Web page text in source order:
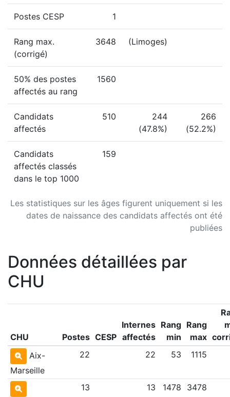
Les statistiques sur les âges figurent uniquement si les
dates de naissance des candidats affectés ont été
publiées
Postes CESP 1
Rang max.
(corrigé)
3648 (Limoges)
50% des postes
affectés au rang
1560
Candidats
affectés
510
244
(47.8%)
266
(52.2%)
Candidats
affectés classés
dans le top 1000
159
Données détaillées par
CHU
CHU Postes CESP
Internes
affectés
Rang
min
Rang
max
Aix-
Marseille
22 22 53 1115
13 13 1478 3478